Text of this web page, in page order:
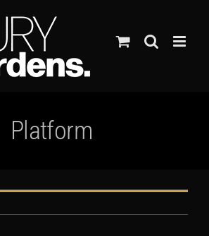
Platform